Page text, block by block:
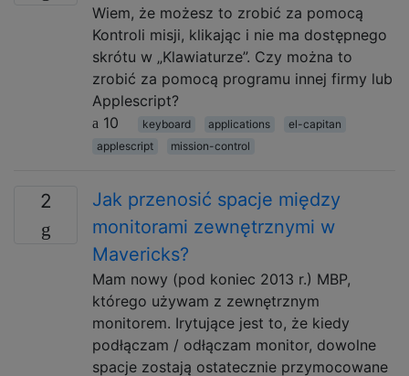
Wiem, że możesz to zrobić za pomocą
Kontroli misji, klikając i nie ma dostępnego
skrótu w „Klawiaturze”. Czy można to
zrobić za pomocą programu innej firmy lub
Applescript?
10
keyboard applications
el-capitan
applescript
mission-control
2
Jak przenosić spacje między
monitorami zewnętrznymi w
Mavericks?
Mam nowy (pod koniec 2013 r.) MBP,
którego używam z zewnętrznym
monitorem. Irytujące jest to, że kiedy
podłączam / odłączam monitor, dowolne
spacje zostają ostatecznie przymocowane